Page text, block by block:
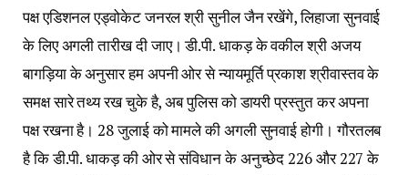
पक्ष एडिशनल एड्वोकेट जनरल श्री सुनील जैन रखेंगे, लिहाजा सुनवाई
के लिए अगली तारीख दी जाए। डी.पी. धाकड़ के वकील श्री अजय
बागड़िया के अनुसार हम अपनी ओर से न्यायमूर्ति प्रकाश श्रीवास्तव के
समक्ष सारे तथ्य रख चुके है, अब पुलिस को डायरी प्रस्तुत कर अपना
पक्ष रखना है। 28 जुलाई को मामले की अगली सुनवाई होगी। गौरतलब
है कि डी.पी. धाकड़ की ओर से संविधान के अनुच्छेद 226 और 227 के